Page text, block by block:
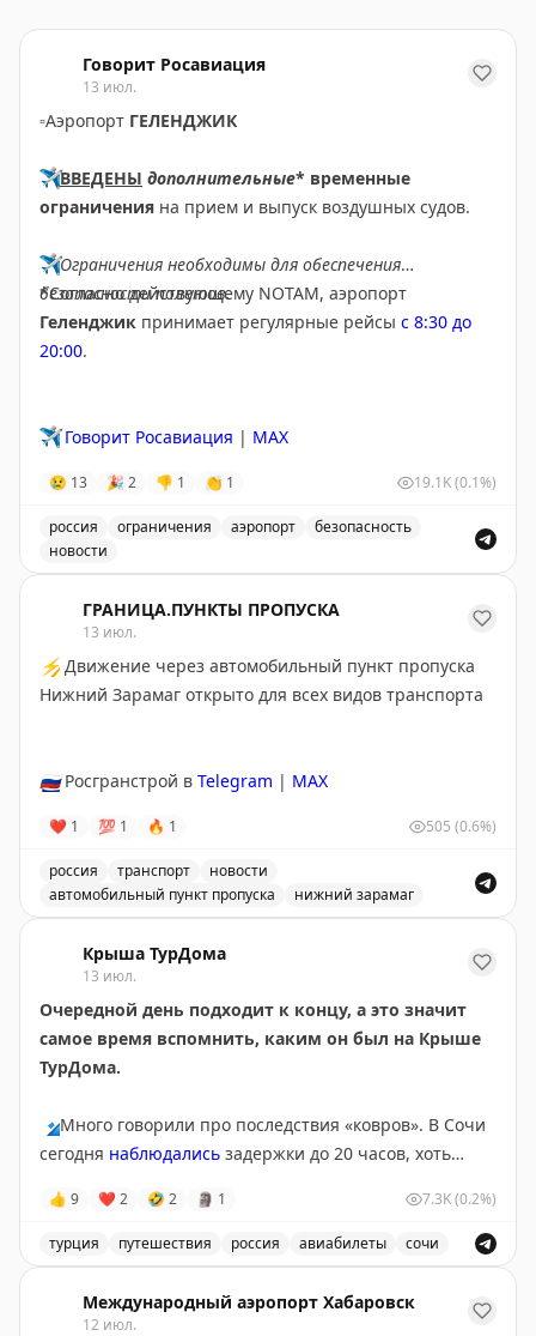
Говорит Росавиация
13 июл.
▫️Аэропорт ГЕЛЕНДЖИК
✈️ВВЕДЕНЫ дополнительные* временные
ограничения на прием и выпуск воздушных судов.
✈️Ограничения необходимы для обеспечения
безопасности полетов.
*Согласно действующему NOTAM, аэропорт
Геленджик принимает регулярные рейсы с 8:30 до
20:00.
✈️ Говорит Росавиация | MAX
😢 13 🎉 2 👎 1 👏 1 19.1K(0.1%)
россия ограничения аэропорт
безопасность
новости
ГРАНИЦА.ПУНКТЫ ПРОПУСКА
13 июл.
⚡ Движение через автомобильный пункт пропуска
Нижний Зарамаг открыто для всех видов транспорта
🇷🇺Росгранстрой в Telegram | MAX
❤ 1 💯 1 🔥 1 505 (0.6%)
россия транспорт
новости
автомобильный пункт пропуска
нижний зарамаг
Крыша ТурДома
13 июл.
Очередной день подходит к концу, а это значит
самое время вспомнить, каким он был на Крыше
ТурДома.
🔹Много говорили про последствия «ковров». В Сочи
сегодня наблюдались задержки до 20 часов, хоть
Серьезные корректировки в графиках приводят к
тому, что пассажиры чащеоформляют страховки
на
этот случай. Проверили, не врут ли цифры в
федеральных СМИ,опросомна Крыше ТурДома. Рост
подтверждают
👍 9 ❤ 2 🤣 2 🗿 1 7.3K(0.2%)
турция путешествия россия авиабилеты сочи
Международный аэропорт Хабаровск
12 июл.